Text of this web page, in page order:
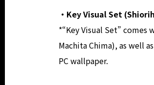
・Key Visual Set
*“Key Visual Set”
Machita Chima), as well
PC wallpaper.